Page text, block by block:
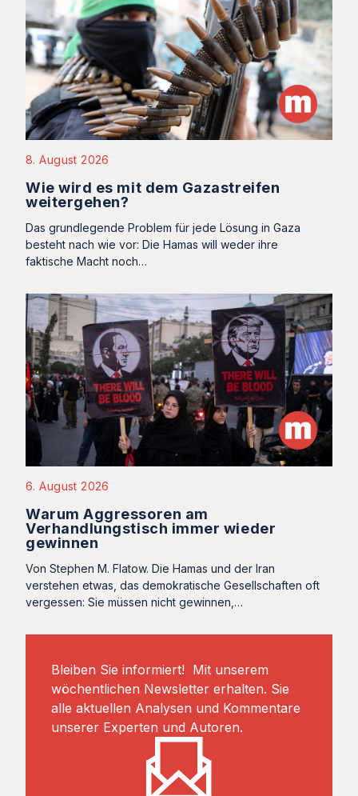
8. August 2026
Wie wird es mit dem Gazastreifen
weitergehen?
Das grundlegende Problem für jede Lösung in Gaza
besteht nach wie vor: Die Hamas will weder ihre
faktische Macht noch…
6. August 2026
Warum Aggressoren am
Verhandlungstisch immer wieder
gewinnen
Von Stephen M. Flatow. Die Hamas und der Iran
verstehen etwas, das demokratische Gesellschaften oft
vergessen: Sie müssen nicht gewinnen,…
Bleiben Sie informiert! Mit unserem
wöchentlichen Newsletter erhalten. Sie
alle aktuellen Analysen und Kommentare
unserer Experten und Autoren.